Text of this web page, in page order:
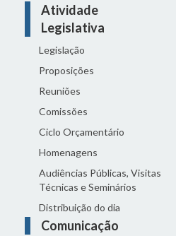
Atividade
Legislativa
Legislação
Proposições
Reuniões
Comissões
Ciclo Orçamentário
Homenagens
Audiências Públicas, Visitas
Técnicas e Seminários
Distribuição do dia
Comunicação